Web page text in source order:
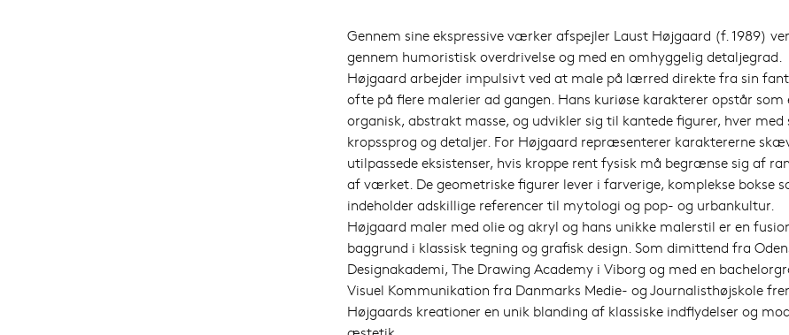
Gennem sine ekspressive værker afspejler Laust Højgaard (f. 1989)
gennem humoristisk overdrivelse og med en omhyggelig detaljegrad.
Højgaard arbejder impulsivt ved at male på lærred direkte fra sin
ofte på flere malerier ad gangen. Hans kuriøse karakterer opstår som
organisk, abstrakt masse, og udvikler sig til kantede figurer, hver
kropssprog og detaljer. For Højgaard repræsenterer karaktererne
utilpassede eksistenser, hvis kroppe rent fysisk må begrænse sig af
af værket. De geometriske figurer lever i farverige, komplekse bokse
indeholder adskillige referencer til mytologi og pop- og urbankultur.
Højgaard maler med olie og akryl og hans unikke malerstil er en
baggrund i klassisk tegning og grafisk design. Som dimittend fra
Designakademi, The Drawing Academy i Viborg og med en
Visuel Kommunikation fra Danmarks Medie- og Journalisthøjskole
Højgaards kreationer en unik blanding af klassiske indflydelser og